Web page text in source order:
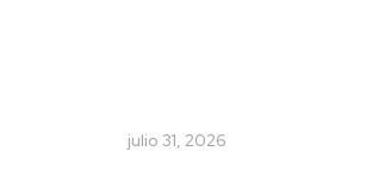
julio 31, 2026